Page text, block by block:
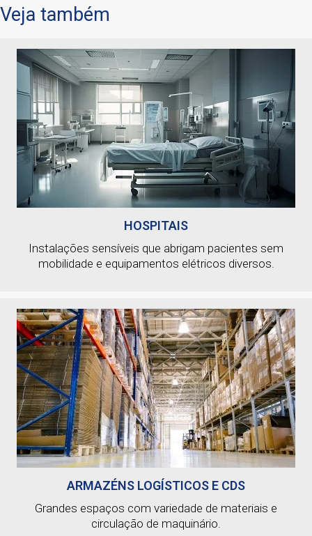
Veja também
HOSPITAIS
Instalações sensíveis que abrigam pacientes sem
mobilidade e equipamentos elétricos diversos.
ARMAZÉNS LOGÍSTICOS E CDS
Grandes espaços com variedade de materiais e
circulação de maquinário.